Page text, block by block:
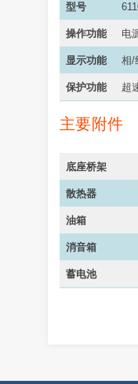
型号
操作功能 电
显示功能 相/
保护功能 超
主要附件
底座桥架
散热器
油箱
消音箱
蓄电池